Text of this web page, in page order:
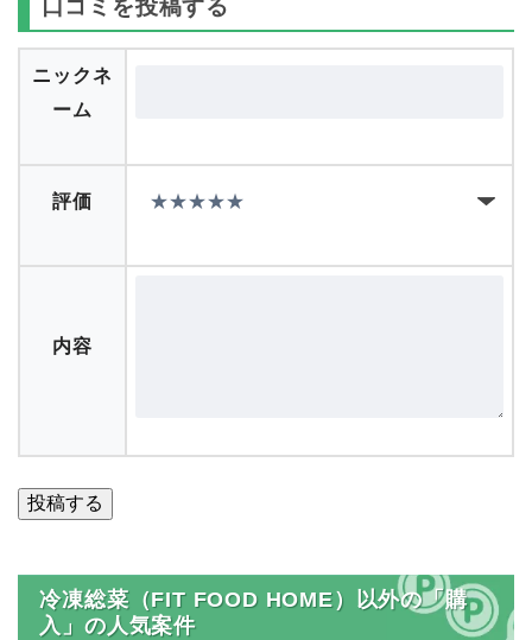
口コミを投稿する
ニックネ
ーム
評価
内容
冷凍総菜（FIT FOOD HOME）以外の「購
入」の人気案件